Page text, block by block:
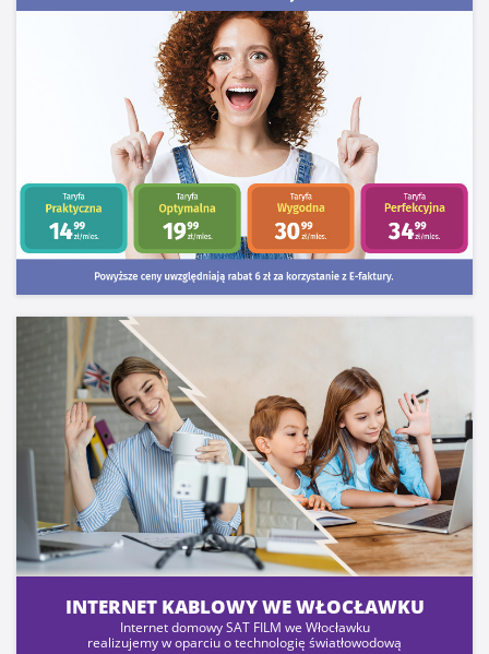
INTERNET KABLOWY WE WŁOCŁAWKU
Internet domowy SAT FILM we Włocławku
realizujemy w oparciu o technologię światłowodową
Ochrona Danych Osobowych
Ochrona sygnalisty
Polityka plików Cookies
Udogodnienia dla osób niepełnosprawnych
Jakość świadczonych usług
telekomunikacyjnych
Nasz kanał na YouTube
Facebook